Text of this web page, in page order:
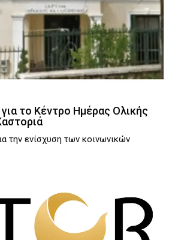
το Κέντρο Ημέρας Ολικής
την ενίσχυση των κοινωνικών